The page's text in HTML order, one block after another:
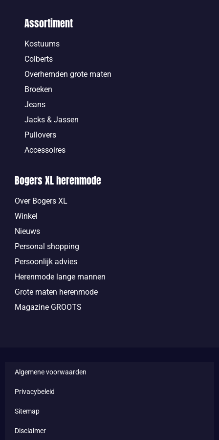
Assortiment
Kostuums
Colberts
Overhemden grote maten
Broeken
Jeans
Jacks & Jassen
Pullovers
Accessoires
Bogers XL herenmode
Over Bogers XL
Winkel
Nieuws
Personal shopping
Persoonlijk advies
Herenmode lange mannen
Grote maten herenmode
Magazine GROOTS
Algemene voorwaarden
Privacybeleid
Sitemap
Disclaimer